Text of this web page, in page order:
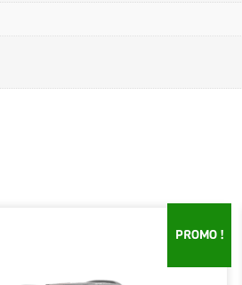
PROMO !